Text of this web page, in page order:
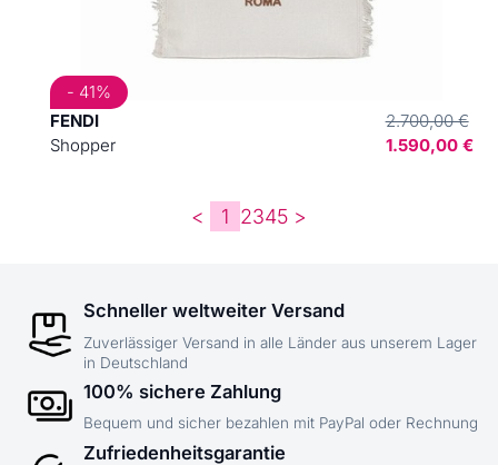
FENDI
Shopper
2.700,00 €
1.590,00 €
- 41%
< 1 2345 >
Schneller weltweiter Versand
Zuverlässiger Versand in alle Länder aus unserem Lager
in Deutschland
100% sichere Zahlung
Bequem und sicher bezahlen mit PayPal oder Rechnung
Zufriedenheitsgarantie